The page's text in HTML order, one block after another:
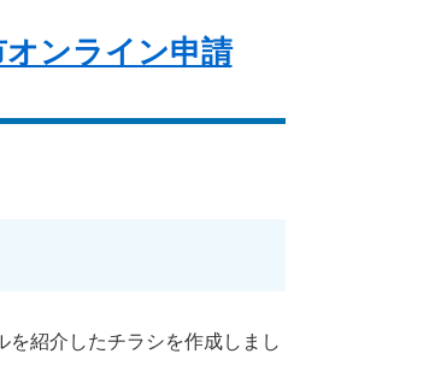
ンライン申請
紹介したチラシを作成しまし